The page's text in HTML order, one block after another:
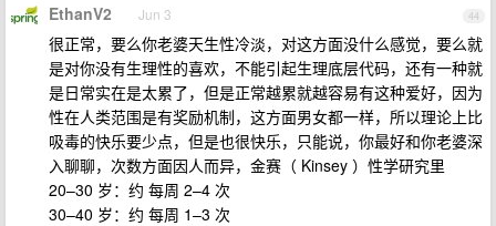
44
EthanV2 Jun 3
很正常，要么你老婆天生性冷淡，对这方面没什么感觉，要么就
是对你没有生理性的喜欢，不能引起生理底层代码，还有一种就
是日常实在是太累了，但是正常越累就越容易有这种爱好，因为
性在人类范围是有奖励机制，这方面男女都一样，所以理论上比
吸毒的快乐要少点，但是也很快乐，只能说，你最好和你老婆深
入聊聊，次数方面因人而异，金赛（ Kinsey ）性学研究里
20–30 岁：约 每周 2–4 次
30–40 岁：约 每周 1–3 次